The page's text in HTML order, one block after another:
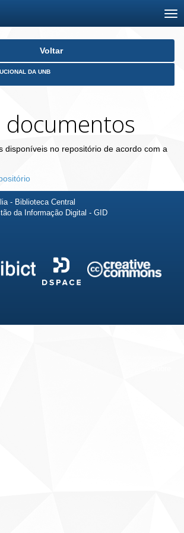
Voltar
DA UNB
documentos
disponíveis no repositório de acordo com a
- Biblioteca Central
da Informação Digital - GID